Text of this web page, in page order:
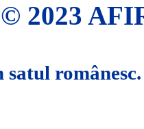
2023
satul românesc.